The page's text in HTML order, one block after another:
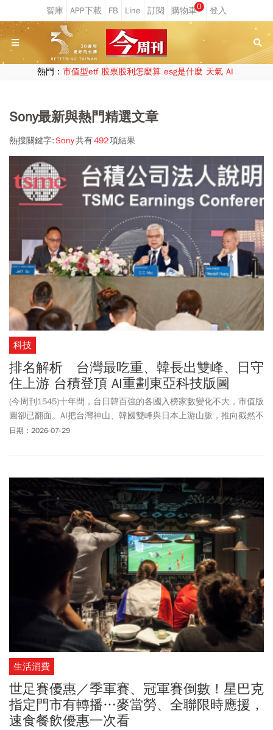
0
熱門： 市值型etf 股票股利怎麼算 esg是什麼 天氣 AI
Sony最新與熱門精選文章
熱搜關鍵字:Sony共有492項結果
科技
排名解析 台灣最吃重、韓長出雙峰、日守
住上游 台積登頂 AI重劃東亞科技版圖
(今周刊1545)十年間，台日韓百強的各國入榜家數變化不大，市值版
圖卻已翻面。AI把台灣神山、韓國雙峰與日本上游山脈，推向截然不
同的高度。
日期：2026-07-29
生活消費
世足賽優惠／季軍賽、冠軍賽倒數！星巴克
指定門市有轉播…麥當勞、全聯限時應援，
速食餐飲優惠一次看